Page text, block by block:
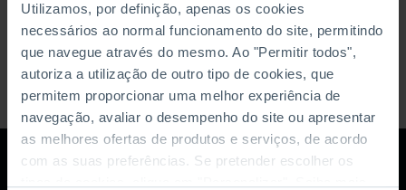
Utilizamos, por definição, apenas os cookies
necessários ao normal funcionamento do site, permitindo
que navegue através do mesmo. Ao "Permitir todos",
autoriza a utilização de outro tipo de cookies, que
permitem proporcionar uma melhor experiência de
navegação, avaliar o desempenho do site ou apresentar
as melhores ofertas de produtos e serviços, de acordo
com as suas preferências. Se pretender escolher os